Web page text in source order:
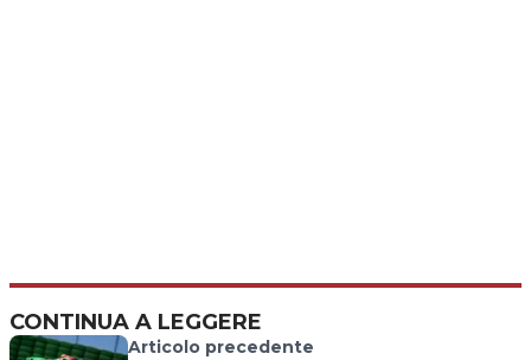
CONTINUA A LEGGERE
Articolo precedente